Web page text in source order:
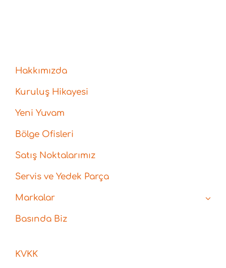
Hakkımızda
Kuruluş Hikayesi
Yeni Yuvam
Bölge Ofisleri
Satış Noktalarımız
Servis ve Yedek Parça
Markalar
Basında Biz
KVKK